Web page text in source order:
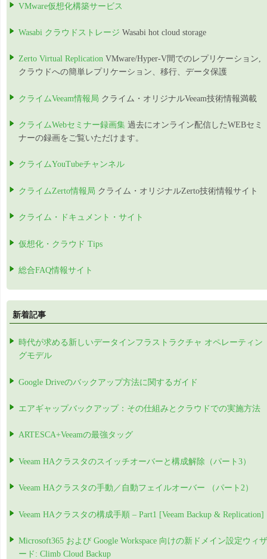
VMware仮想化構築サービス
Wasabi クラウドストレージ Wasabi hot cloud storage
Zerto Virtual Replication VMware/Hyper-V間でのレプリケーション,
クラウドへの簡単レプリケーション、移行、データ保護
クライムVeeam情報局 クライム・オリジナルVeeam技術情報満載
クライムWebセミナー録画集 過去にオンライン配信したWEBセミ
ナーの録画をご覧いただけます。
クライムYouTubeチャンネル
クライムZerto情報局 クライム・オリジナルZerto技術情報サイト
クライム・ドキュメント・サイト
仮想化・クラウド Tips
総合FAQ情報サイト
新着記事
時代が求める新しいデータインフラストラクチャ オペレーティン
グモデル
Google Driveのバックアップ方法に関するガイド
エアギャップバックアップ：その仕組みとクラウドでの実施方法
ARTESCA+Veeamの最強タッグ
Veeam HAクラスタのスイッチオーバーと構成解除（パート3）
Veeam HAクラスタの手動／自動フェイルオーバー （パート2）
Veeam HAクラスタの構成手順 – Part1 [Veeam Backup & Replication]
Microsoft365 および Google Workspace 向けの新ドメイン設定ウィザ
ード: Climb Cloud Backup